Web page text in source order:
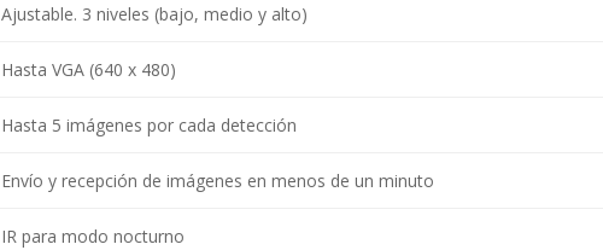
Ajustable. 3 niveles (bajo, medio y alto)
Hasta VGA (640 x 480)
Hasta 5 imágenes por cada detección
Envío y recepción de imágenes en menos de un minuto
IR para modo nocturno